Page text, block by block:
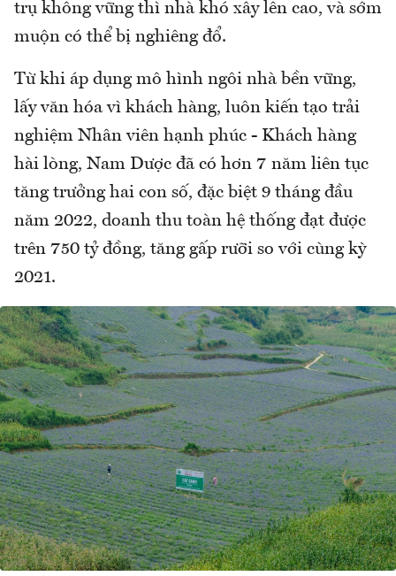
trụ không vững thì nhà khó xây lên cao, và sớm
muộn có thể bị nghiêng đổ.
Từ khi áp dụng mô hình ngôi nhà bền vững,
lấy văn hóa vì khách hàng, luôn kiến tạo trải
nghiệm Nhân viên hạnh phúc - Khách hàng
hài lòng, Nam Dược đã có hơn 7 năm liên tục
tăng trưởng hai con số, đặc biệt 9 tháng đầu
năm 2022, doanh thu toàn hệ thống đạt được
trên 750 tỷ đồng, tăng gấp rưỡi so với cùng kỳ
2021.